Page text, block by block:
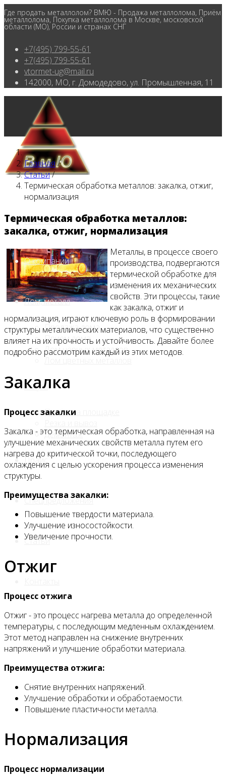
Где продать металлолом? ВМЮ - Продажа металлолома, Приём
металлолома, Покупка металлолома в Москве, московской
области (МО), России и странах СНГ
+7(495) 799-55-61
+7(495) 799-55-61
vtormet-ug@mail.ru
142000, МО, г. Домодедово, ул. Промышленная, 11
Главная
О компании
Лом, металл
Продажа лома
Прием лома
Лом чёрных металлов
Лом цветных металлов
Услуги
Приём на площадке
Демонтаж
Прайс
Спецпредложения
Статьи
Главная/
Статьи/
Термическая обработка металлов: закалка, отжиг,
нормализация
Термическая обработка металлов:
закалка, отжиг, нормализация
Металлы, в процессе своего
производства, подвергаются
термической обработке для
изменения их механических
свойств. Эти процессы, такие
как закалка, отжиг и
нормализация, играют ключевую роль в формировании
структуры металлических материалов, что существенно
влияет на их прочность и устойчивость. Давайте более
подробно рассмотрим каждый из этих методов.
Закалка
Процесс закалки
Закалка - это термическая обработка, направленная на
улучшение механических свойств металла путем его
нагрева до критической точки, последующего
охлаждения с целью ускорения процесса изменения
структуры.
Преимущества закалки:
Повышение твердости материала.
Улучшение износостойкости.
Увеличение прочности.
Отжиг
Процесс отжига
Отжиг - это процесс нагрева металла до определенной
температуры, с последующим медленным охлаждением.
Этот метод направлен на снижение внутренних
напряжений и улучшение обработки материала.
Преимущества отжига:
Снятие внутренних напряжений.
Улучшение обработки и обработаемости.
Повышение пластичности металла.
Нормализация
Процесс нормализации